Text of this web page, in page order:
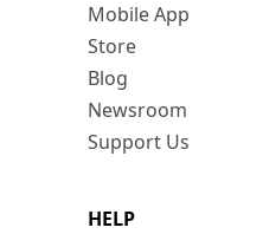
Mobile App
Store
Blog
Newsroom
Support Us
HELP